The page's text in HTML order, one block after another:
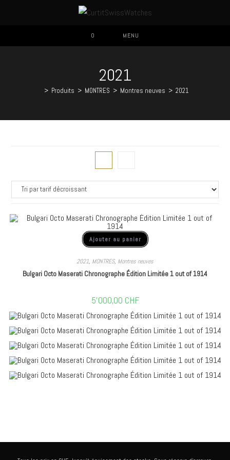
0 MENU
2021
> Produits > MONTRES > Montres neuves > 2021
Ajouter au panier
2021, MONTRES, Montres neuves
Bulgari Octo Maserati Chronographe Édition Limitée 1 out of 1914
5'000,00 CHF